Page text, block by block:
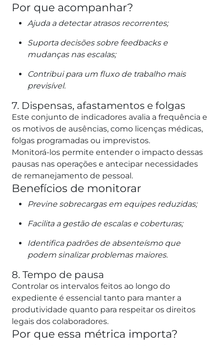
Por que acompanhar?
Ajuda a detectar atrasos recorrentes;
Suporta decisões sobre feedbacks e
mudanças nas escalas;
Contribui para um fluxo de trabalho mais
previsível.
7. Dispensas, afastamentos e folgas
Este conjunto de indicadores avalia a frequência e
os motivos de ausências, como licenças médicas,
folgas programadas ou imprevistos.
Monitorá-los permite entender o impacto dessas
pausas nas operações e antecipar necessidades
de remanejamento de pessoal.
Benefícios de monitorar
Previne sobrecargas em equipes reduzidas;
Facilita a gestão de escalas e coberturas;
Identifica padrões de absenteísmo que
podem sinalizar problemas maiores.
8. Tempo de pausa
Controlar os intervalos feitos ao longo do
expediente é essencial tanto para manter a
produtividade quanto para respeitar os direitos
legais dos colaboradores.
Por que essa métrica importa?